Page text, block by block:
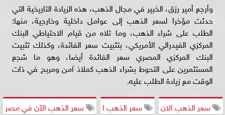
وأرجع أمير رزق، الخبير في مجال الذهب، هذه الزيادة التاريخية التي
حدثت مؤخرا لسعر الذهب إلى عوامل داخلية وخارجية، منها:
الطلب على شراء الذهب، وما تلاه من قيام الاحتياطي البنك
المركزي الفيدرالي الأمريكي، بتثبيت سعر الفائدة، وكذلك تثبيت
البنك المركزي المصري سعر الفائدة أيضا، وهو ما شجع
المستثمرين على التحوط بشراء الذهب كملاذ آمن ومربح في ذات
الوقت مع زيادة الطلب عليه.
سعر الذهب الان
سعر الذهب ا
سعر الذهب الآن في مصر